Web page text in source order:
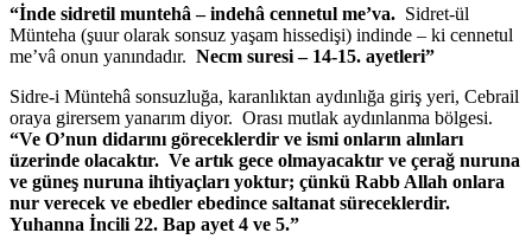
“İnde sidretil muntehâ – indehâ cennetul me’va. Sidret-ül
Münteha (şuur olarak sonsuz yaşam hissedişi) indinde – ki cennetul
me’vâ onun yanındadır. Necm suresi – 14-15. ayetleri”
Sidre-i Müntehâ sonsuzluğa, karanlıktan aydınlığa giriş yeri, Cebrail
oraya girersem yanarım diyor. Orası mutlak aydınlanma bölgesi.
“Ve O’nun didarını göreceklerdir ve ismi onların alınları
üzerinde olacaktır. Ve artık gece olmayacaktır ve çerağ nuruna
ve güneş nuruna ihtiyaçları yoktur; çünkü Rabb Allah onlara
nur verecek ve ebedler ebedince saltanat süreceklerdir.
Yuhanna İncili 22. Bap ayet 4 ve 5.”